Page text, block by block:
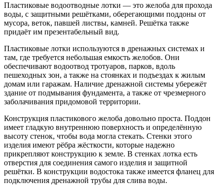
Пластиковые водоотводные лотки — это желоба для прохода
воды, с защитными решётками, оберегающими поддоны от
мусора, веток, павшей листвы, камней. Решётка также
придаёт им презентабельный вид.
Пластиковые лотки используются в дренажных системах и
там, где требуется небольшая емкость желобов. Они
обеспечивают водоотвод тротуаров, парков, вдоль
пешеходных зон, а также на стоянках и подъездах к жилым
домам или гаражам. Наличие дренажной системы убережёт
здание от подмывания фундамента, а также от чрезмерного
заболачивания придомовой территории.
Конструкция пластикового желоба довольно проста. Поддон
имеет гладкую внутреннюю поверхность и определённую
высоту стенок, чтобы вода могла стекать. Стенки этого
изделия имеют рёбра жёсткости, которые надежно
прикрепляют конструкцию к земле. В стенках лотка есть
отверстия для соединения самого изделия и защитной
решётки. В конструкции водостока также имеется фланец для
подключения дренажной трубы для слива воды.